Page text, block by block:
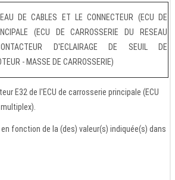
DE CABLES ET LE CONNECTEUR (ECU DE
(ECU DE CARROSSERIE DU RESEAU
D'ECLAIRAGE DE SEUIL DE
- MASSE DE CARROSSERIE)
E32 de l'ECU de carrosserie principale (ECU
fonction de la (des) valeur(s) indiquée(s) dans